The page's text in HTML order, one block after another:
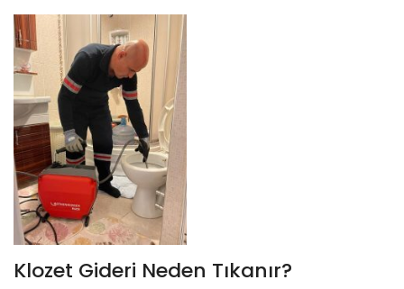
Klozet Gideri Neden Tıkanır?